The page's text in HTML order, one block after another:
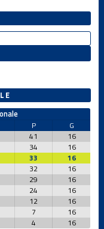
P
G
41
16
34
16
33
16
32
16
29
16
24
16
12
16
7
16
4 16